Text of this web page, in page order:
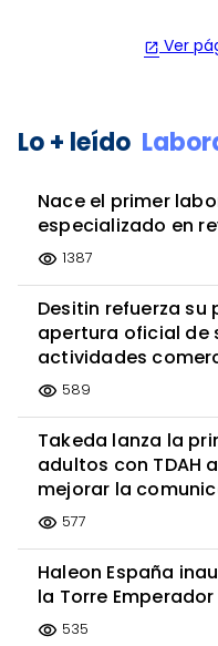
open_in_new Ver
Lo + leído
Nace el primer
especializado en
visibility 1387
Desitin refuerza su
apertura oficial de
actividades
visibility 589
Takeda lanza la
adultos con TDAH
mejorar la
visibility 577
Haleon España
la Torre
visibility 535